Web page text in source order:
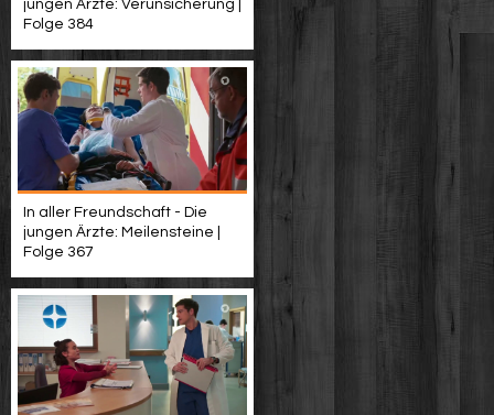
jungen Ärzte: Verunsicherung |
Folge 384
In aller Freundschaft - Die
jungen Ärzte: Meilensteine |
Folge 367